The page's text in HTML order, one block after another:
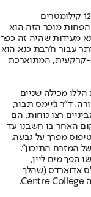
חפירות חדשות בכפר החרב ח'רבת כנא, הממוקם 12 קילומטרים
מוכר הזה הוא
מעידות שהיה זה כפר
עבור ח'רבת כנא הוא
קרקעית, המתוארכת
מכילה שניים
ד"ר ג'יימס תבור,
רצו נוחות. הם
האחר בו חשבנו עד
מפרך על גבעה.
המזרח התיכון".
אדוארדס (שהלך
לעולמו בינתיים) וכיום ד"ר טום מק-קולו מהמכללה Centre College,